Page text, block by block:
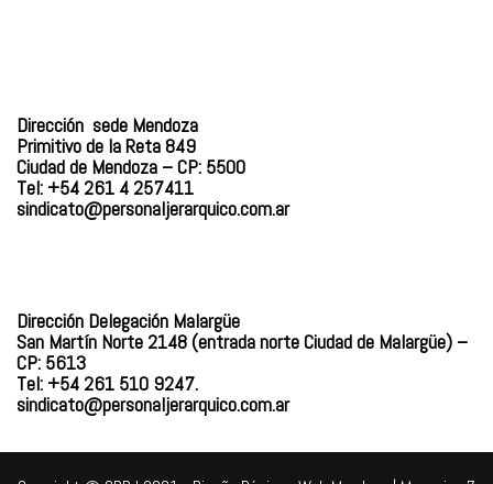
CUYO
Dirección sede Mendoza
Primitivo de la Reta 849
Ciudad de Mendoza – CP: 5500
Tel: +54 261 4 257411
sindicato@personaljerarquico.com.ar
Dirección Delegación Malargüe
San Martín Norte 2148 (entrada norte Ciudad de Malargüe) –
CP: 5613
Tel: +54 261 510 9247.
sindicato@personaljerarquico.com.ar